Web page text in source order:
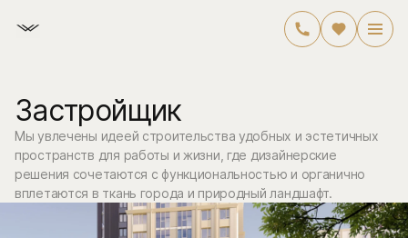
Застройщик
Мы увлечены идеей строительства удобных и эстетичных
пространств для работы и жизни, где дизайнерские
решения сочетаются с функциональностью и органично
вплетаются в ткань города и природный ландшафт.